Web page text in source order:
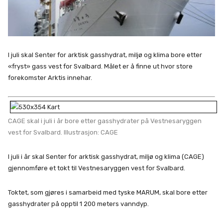
I juli skal Senter for arktisk gasshydrat, miljø og klima bore etter
«fryst» gass vest for Svalbard. Målet er å finne ut hvor store
forekomster Arktis innehar.
CAGE skal i juli i år bore etter gasshydrater på Vestnesaryggen
vest for Svalbard. Illustrasjon: CAGE
I juli i år skal Senter for arktisk gasshydrat, miljø og klima (CAGE)
gjennomføre et tokt til Vestnesaryggen vest for Svalbard.
Toktet, som gjøres i samarbeid med tyske MARUM, skal bore etter
gasshydrater på opptil 1 200 meters vanndyp.